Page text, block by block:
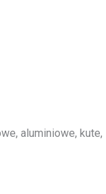
aluminiowe, kute,